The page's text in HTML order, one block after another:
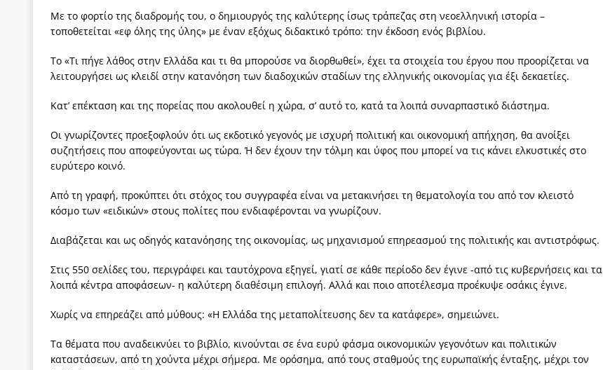
Με το φορτίο της διαδρομής του, ο δημιουργός της καλύτερης ίσως τράπεζας στη νεοελληνική ιστορία –
τοποθετείται «εφ όλης της ύλης» με έναν εξόχως διδακτικό τρόπο: την έκδοση ενός βιβλίου.
Το «Τι πήγε λάθος στην Ελλάδα και τι θα μπορούσε να διορθωθεί», έχει τα στοιχεία του έργου που προορίζεται να
λειτουργήσει ως κλειδί στην κατανόηση των διαδοχικών σταδίων της ελληνικής οικονομίας για έξι δεκαετίες.
Κατ’ επέκταση και της πορείας που ακολουθεί η χώρα, σ’ αυτό το, κατά τα λοιπά συναρπαστικό διάστημα.
Οι γνωρίζοντες προεξοφλούν ότι ως εκδοτικό γεγονός με ισχυρή πολιτική και οικονομική απήχηση, θα ανοίξει
συζητήσεις που αποφεύγονται ως τώρα. Ή δεν έχουν την τόλμη και ύφος που μπορεί να τις κάνει ελκυστικές στο
ευρύτερο κοινό.
Από τη γραφή, προκύπτει ότι στόχος του συγγραφέα είναι να μετακινήσει τη θεματολογία του από τον κλειστό
κόσμο των «ειδικών» στους πολίτες που ενδιαφέρονται να γνωρίζουν.
Διαβάζεται και ως οδηγός κατανόησης της οικονομίας, ως μηχανισμού επηρεασμού της πολιτικής και αντιστρόφως.
Στις 550 σελίδες του, περιγράφει και ταυτόχρονα εξηγεί, γιατί σε κάθε περίοδο δεν έγινε -από τις κυβερνήσεις και τα
λοιπά κέντρα αποφάσεων- η καλύτερη διαθέσιμη επιλογή. Αλλά και ποιο αποτέλεσμα προέκυψε οσάκις έγινε.
Χωρίς να επηρεάζει από μύθους: «Η Ελλάδα της μεταπολίτευσης δεν τα κατάφερε», σημειώνει.
Τα θέματα που αναδεικνύει το βιβλίο, κινούνται σε ένα ευρύ φάσμα οικονομικών γεγονότων και πολιτικών
καταστάσεων, από τη χούντα μέχρι σήμερα. Με ορόσημα, από τους σταθμούς της ευρωπαϊκής ένταξης, μέχρι τον